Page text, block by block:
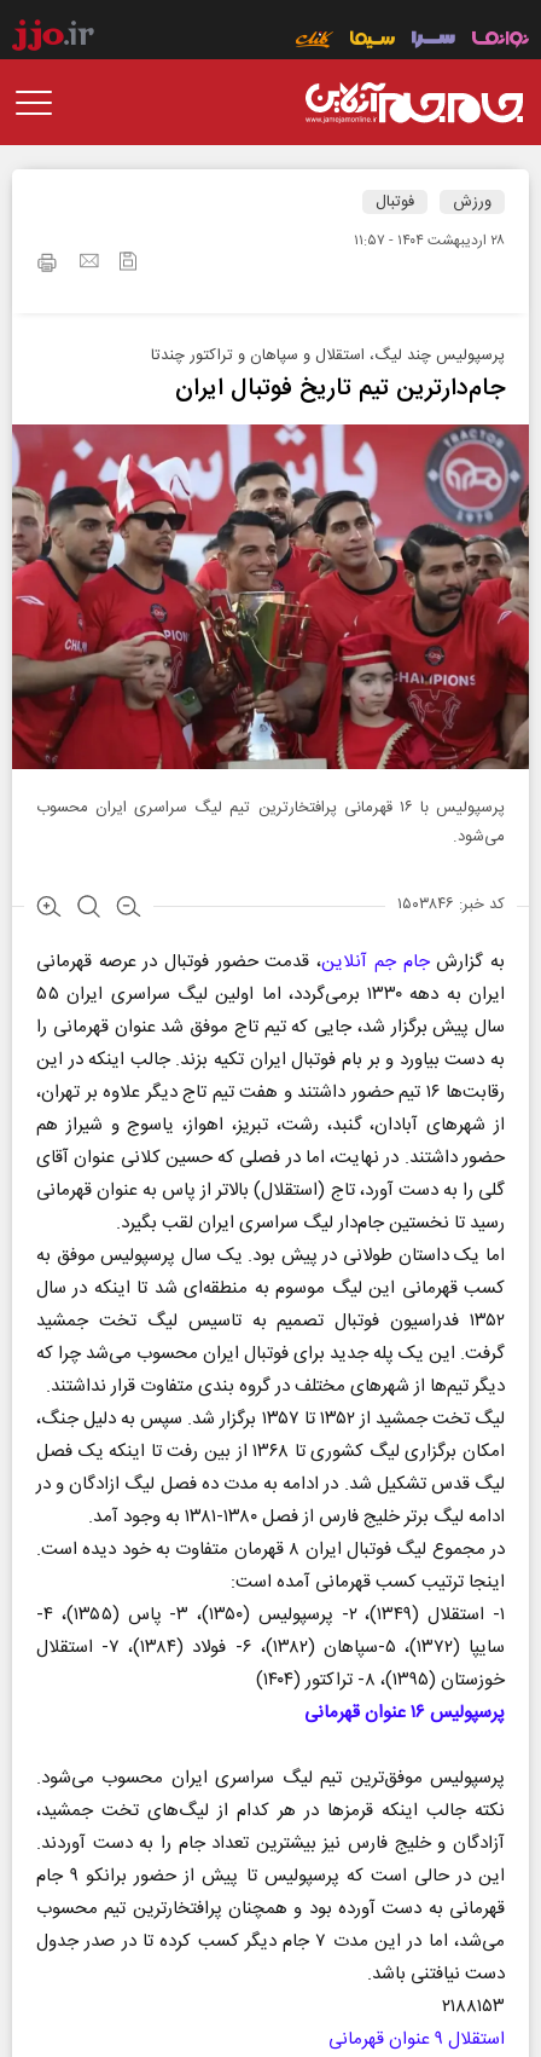
ورزش فوتبال
۲۸ ارديبهشت ۱۴۰۴ - ۱۱:۵۷
پرسپولیس چند لیگ، استقلال و سپاهان و تراکتور چندتا
جام‌دارترین تیم تاریخ فوتبال ایران
پرسپولیس با ۱۶ قهرمانی پرافتخارترین تیم لیگ سراسری ایران محسوب
می‌شود.
کد خبر: ۱۵۰۳۸۴۶
به گزارشجام جم آنلاین، قدمت حضور فوتبال در عرصه قهرمانی
ایران به دهه ۱۳۳۰ برمی‌گردد، اما اولین لیگ سراسری ایران ۵۵
سال پیش برگزار شد، جایی که تیم تاج موفق شد عنوان قهرمانی را
به دست بیاورد و بر بام فوتبال ایران تکیه بزند. جالب اینکه در این
رقابت‌ها ۱۶ تیم حضور داشتند و هفت تیم تاج دیگر علاوه بر تهران،
از شهر‌های آبادان، گنبد، رشت، تبریز، اهواز، یاسوج و شیراز هم
حضور داشتند. در نهایت، اما در فصلی که حسین کلانی عنوان آقای
گلی را به دست آورد، تاج (استقلال) بالاتر از پاس به عنوان قهرمانی
رسید تا نخستین جام‌دار لیگ سراسری ایران لقب بگیرد.
اما یک داستان طولانی در پیش بود. یک سال پرسپولیس موفق به
کسب قهرمانی این لیگ موسوم به منطقه‌ای شد تا اینکه در سال
۱۳۵۲ فدراسیون فوتبال تصمیم به تاسیس لیگ تخت جمشید
گرفت. این یک پله جدید برای فوتبال ایران محسوب می‌شد چرا که
دیگر تیم‌ها از شهر‌های مختلف در گروه بندی متفاوت قرار نداشتند.
لیگ تخت جمشید از ۱۳۵۲ تا ۱۳۵۷ برگزار شد. سپس به دلیل جنگ،
امکان برگزاری لیگ کشوری تا ۱۳۶۸ از بین رفت تا اینکه یک فصل
لیگ قدس تشکیل شد. در ادامه به مدت ده فصل لیگ ازادگان و در
ادامه لیگ برتر خلیج فارس از فصل ۱۳۸۰-۱۳۸۱ به وجود آمد.
در مجموع لیگ فوتبال ایران ۸ قهرمان متفاوت به خود دیده است.
اینجا ترتیب کسب قهرمانی آمده است:
۱- استقلال (۱۳۴۹)، ۲- پرسپولیس (۱۳۵۰)، ۳- پاس (۱۳۵۵)، ۴-
سایپا (۱۳۷۲)، ۵-سپاهان (۱۳۸۲)، ۶- فولاد (۱۳۸۴)، ۷- استقلال
خوزستان (۱۳۹۵)، ۸- تراکتور (۱۴۰۴)
پرسپولیس ۱۶ عنوان قهرمانی
پرسپولیس موفق‌ترین تیم لیگ سراسری ایران محسوب می‌شود.
نکته جالب اینکه قرمز‌ها در هر کدام از لیگ‌های تخت جمشید،
آزادگان و خلیج فارس نیز بیشترین تعداد جام را به دست آوردند.
این در حالی است که پرسپولیس تا پیش از حضور برانکو ۹ جام
قهرمانی به دست آورده بود و همچنان پرافتخارترین تیم محسوب
می‌شد، اما در این مدت ۷ جام دیگر کسب کرده تا در صدر جدول
دست نیافتنی باشد.
۲۱۸۸۱۵۳
استقلال ۹ عنوان قهرمانی